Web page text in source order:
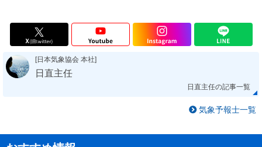
[日本気象協会 本社]
日直主任
日直主任の記事一覧
気象予報士一覧